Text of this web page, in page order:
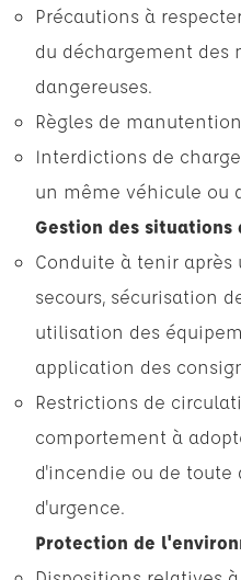
Précautions à
du déchargement des
dangereuses.
Règles de
Interdictions de
un même véhicule ou
Gestion des situations
Conduite à tenir
secours, sécurisation
utilisation des
application des
Restrictions de
comportement à
d'incendie ou de toute
d'urgence.
Protection de